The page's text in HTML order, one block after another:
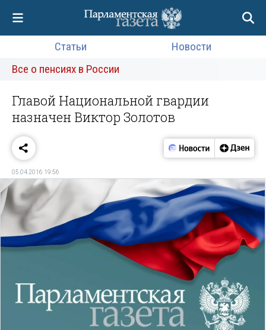
Статьи
Новости
Все о пенсиях в России
Главой Национальной гвардии
назначен Виктор Золотов
05.04.2016 19:56